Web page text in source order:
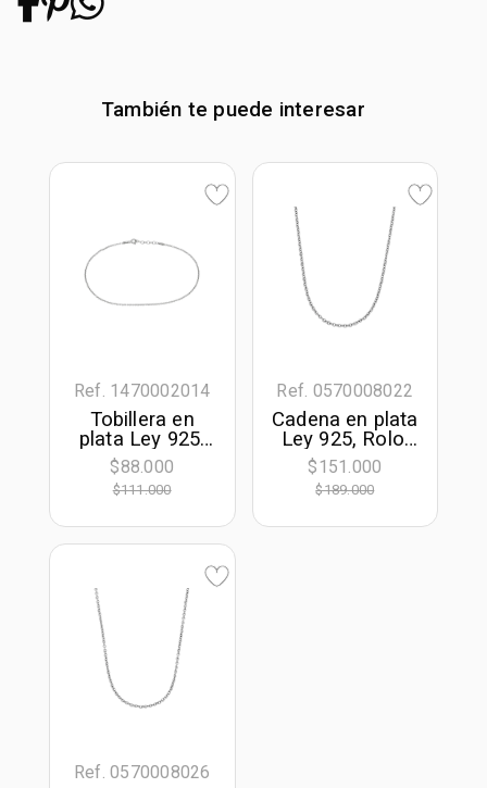
También te puede interesar
Ref. 1470002014
Tobillera en
plata Ley 925,
Rolo, 23 cm. de
largo, 1 mm. de
ancho
$88.000
$111.000
Ref. 0570008022
Cadena en plata
Ley 925, Rolo,
45 cm. de largo,
1 mm. de ancho
$151.000
$189.000
Ref. 0570008026